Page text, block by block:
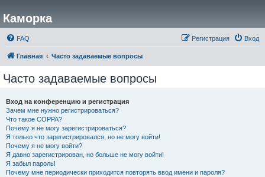
Каморка
FAQ Вход
Регистрация
Главная Часто задаваемые вопросы
Часто задаваемые вопросы
Вход на конференцию и регистрация
Зачем мне нужно регистрироваться?
Что такое COPPA?
Почему я не могу зарегистрироваться?
Я только что зарегистрировался, но не могу войти!
Почему я не могу войти?
Я давно зарегистрирован, но больше не могу войти!
Я забыл пароль!
Почему мне периодически приходится повторять ввод имени и пароля?